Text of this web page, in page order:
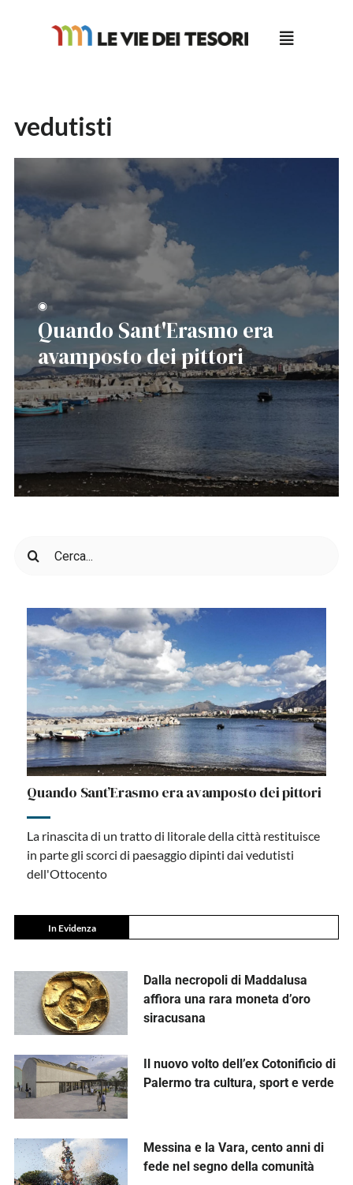
vedutisti
◉
Quando Sant'Erasmo era
avamposto dei pittori
per:
Quando Sant’Erasmo era avamposto dei pittori
La rinascita di un tratto di litorale della città restituisce
in parte gli scorci di paesaggio dipinti dai vedutisti
dell'Ottocento
In Evidenza
Dalla necropoli di Maddalusa
affiora una rara moneta d’oro
siracusana
Il nuovo volto dell’ex Cotonificio di
Palermo tra cultura, sport e verde
Messina e la Vara, cento anni di
fede nel segno della comunità